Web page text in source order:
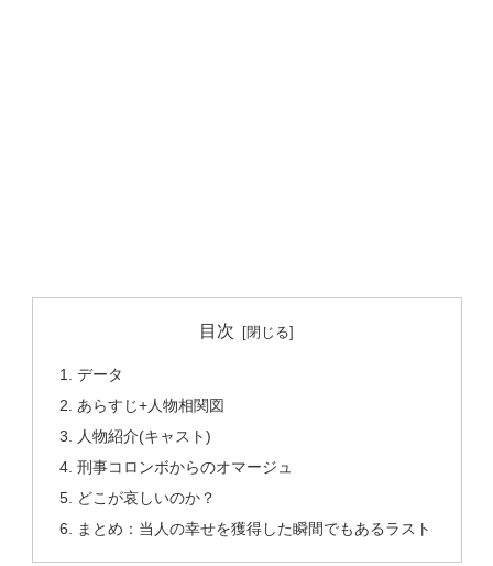
目次
データ
あらすじ+人物相関図
人物紹介(キャスト)
刑事コロンボからのオマージュ
どこが哀しいのか？
まとめ：当人の幸せを獲得した瞬間でもあるラスト